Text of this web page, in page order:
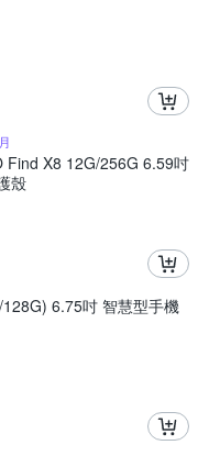
Find X8 12G/256G 6.59吋
殼
6.75吋 智慧型手機